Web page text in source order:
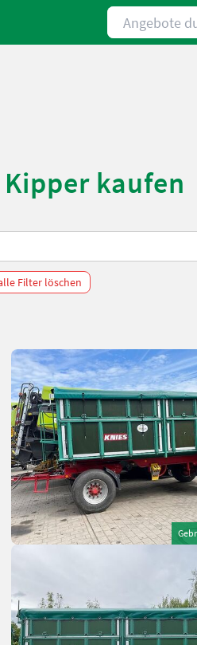
Angebote
kaufen
Filter löschen